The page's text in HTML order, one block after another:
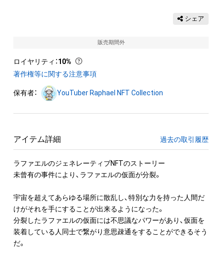
シェア
販売期間外
ロイヤリティ ：10%
著作権等に関する注意事項
保有者： YouTuber Raphael NFT Collection
アイテム詳細 過去の取引履歴
ラファエルのジェネレーティブNFTのストーリー
未曾有の事件により、ラファエルの仮面が分裂。
宇宙を超えてあらゆる場所に散乱し、特別な力を持った人間だ
けがそれを手にすることが出来るようになった。
分裂したラファエルの仮面には不思議なパワーがあり、仮面を
装着している人同士で繋がり意思疎通をすることができるそう
だ。